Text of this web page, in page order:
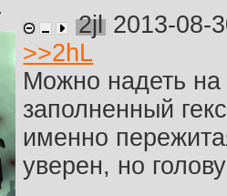
2jl 2013-08-
>>2hL
Можно надеть
заполненный
именно
уверен, но